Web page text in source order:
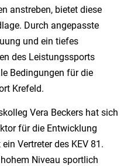
anstreben, bietet diese
Durch angepasste
und ein tiefes
des Leistungssports
Bedingungen für die
Krefeld.
Vera Beckers hat sich
für die Entwicklung
Vertreter des KEV 81.
Niveau sportlich